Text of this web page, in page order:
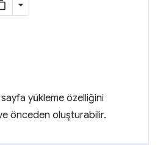
sayfa yükleme özelliğini
önceden oluşturabilir.